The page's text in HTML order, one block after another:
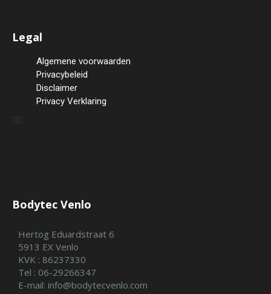
Legal
Algemene voorwaarden
Privacybeleid
Disclaimer
Privacy Verklaring
Bodytec Venlo
Hertog Eduardstraat 6
5913 EX Venlo
KVK : 86237330
Tel : 06-29266347
E-mail: info@bodytecvenlo.com